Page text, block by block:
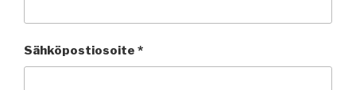
Sähköpostiosoite *